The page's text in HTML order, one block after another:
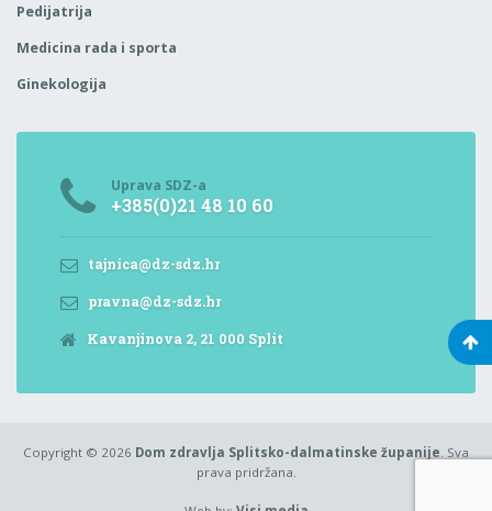
Pedijatrija
Medicina rada i sporta
Ginekologija
Uprava SDZ-a
+385(0)21 48 10 60
tajnica@dz-sdz.hr
pravna@dz-sdz.hr
Kavanjinova 2, 21 000 Split
Copyright © 2026 Dom zdravlja Splitsko-dalmatinske županije . Sva
prava pridržana.